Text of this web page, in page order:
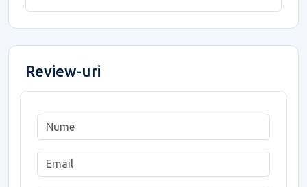
Review-uri